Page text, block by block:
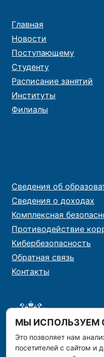
МЫ ИСПОЛЬЗУЕМ
Это позволяет нам
посетителей с сайтом и
Главная
Новости
Поступающему
Студенту
Расписание занятий
Институты
Филиалы
Сведения об
Сведения о доходах
Комплексная
Противодействие
Кибербезопасность
Обратная связь
Контакты